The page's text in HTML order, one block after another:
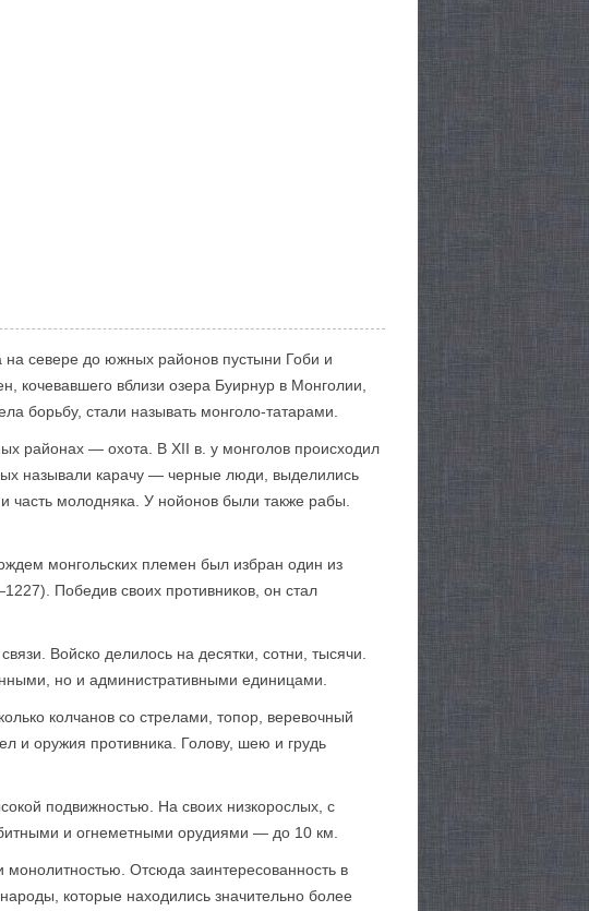
севере до южных районов пустыни Гоби и
кочевавшего вблизи озера Буирнур в Монголии,
борьбу, стали называть монголо-татарами.
районах — охота. В XII в. у монголов происходил
называли карачу — черные люди, выделились
часть молодняка. У нойонов были также рабы.
монгольских племен был избран один из
Победив своих противников, он стал
Войско делилось на десятки, сотни, тысячи.
но и административными единицами.
колчанов со стрелами, топор, веревочный
и оружия противника. Голову, шею и грудь
подвижностью. На своих низкорослых, с
и огнеметными орудиями — до 10 км.
Отсюда заинтересованность в
которые находились значительно более